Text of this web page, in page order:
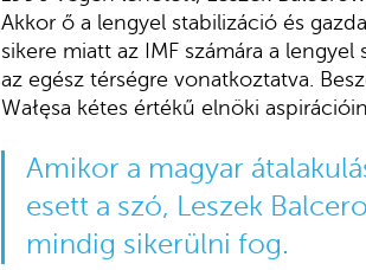
Akkor ő a lengyel stabilizáció és
sikere miatt az IMF számára a
az egész térségre vonatkoztatva.
Wałęsa kétes értékű elnöki
Amikor a magyar
esett a szó, Leszek
mindig sikerülni fog.